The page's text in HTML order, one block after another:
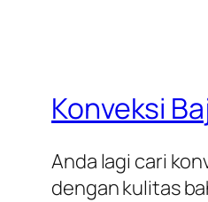
Konveksi
Anda lagi cari
dengan kulitas